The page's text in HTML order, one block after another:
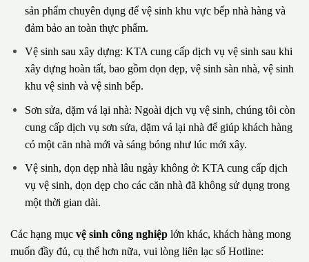
sản phẩm chuyên dụng để vệ sinh khu vực bếp nhà hàng và
đảm bảo an toàn thực phẩm.
Vệ sinh sau xây dựng: KTA cung cấp dịch vụ vệ sinh sau khi
xây dựng hoàn tất, bao gồm dọn dẹp, vệ sinh sàn nhà, vệ sinh
khu vệ sinh và vệ sinh bếp.
Sơn sửa, dặm vá lại nhà: Ngoài dịch vụ vệ sinh, chúng tôi còn
cung cấp dịch vụ sơn sửa, dặm vá lại nhà để giúp khách hàng
có một căn nhà mới và sáng bóng như lúc mới xây.
Vệ sinh, dọn dẹp nhà lâu ngày không ở: KTA cung cấp dịch
vụ vệ sinh, dọn dẹp cho các căn nhà đã không sử dụng trong
một thời gian dài.
Các hạng mục vệ sinh công nghiệp lớn khác, khách hàng mong
muốn đầy đủ, cụ thể hơn nữa, vui lòng liên lạc số Hotline: